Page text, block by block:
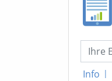
Info |